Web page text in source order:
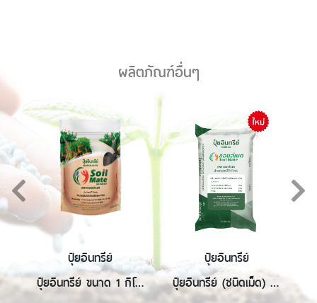
ผลิตภัณฑ์อื่นๆ
ปุ๋ยอินทรีย์ (ชนิดเม็ด) ขนาด 25 กิโลกรัม
ปุ๋ยอินทรีย์
ปุ๋ยอินทรีย์ (ชนิดเม็ด) ขนาด 50 กิโลกรัม
ปุ๋ยอินทรีย์
Previous